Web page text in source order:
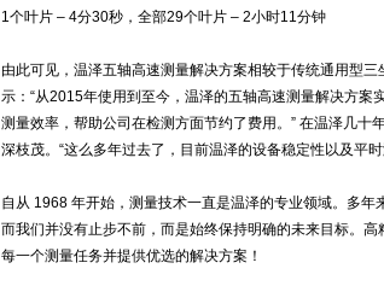
1个叶片 – 4分30秒，全部29个叶片 – 2小时11分钟
由此可见，温泽五轴高速测量解决方案相较于传统通用型
示：“从2015年使用到至今，温泽的五轴高速测量解决方
测量效率，帮助公司在检测方面节约了费用。” 在温泽几
深枝茂。“这么多年过去了，目前温泽的设备稳定性以及平
自从 1968 年开始，测量技术一直是温泽的专业领域。多
而我们并没有止步不前，而是始终保持明确的未来目标。
每一个测量任务并提供优选的解决方案！